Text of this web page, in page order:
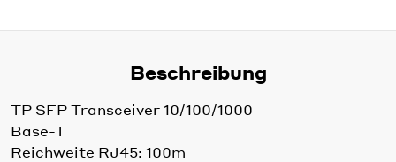
Beschreibung
TP SFP Transceiver 10/100/1000
Base-T
Reichweite RJ45: 100m